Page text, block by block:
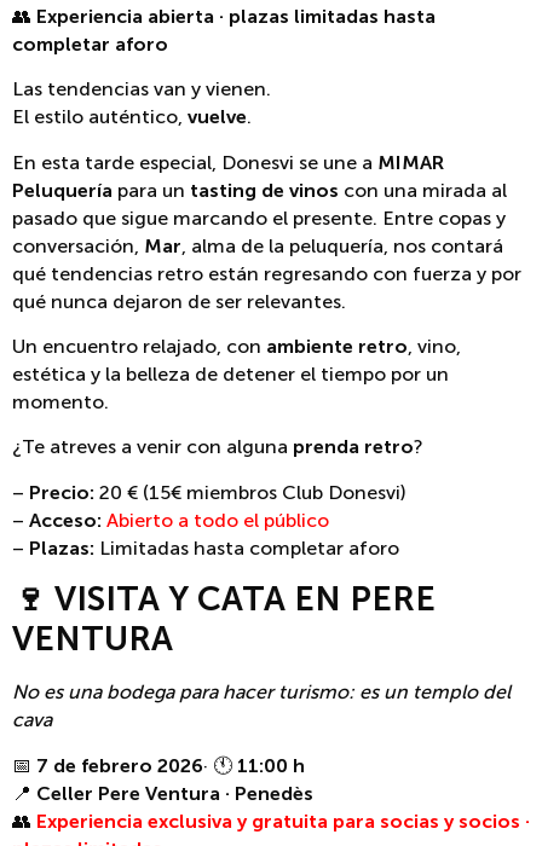
👥 Experiencia abierta · plazas limitadas hasta
completar aforo
Las tendencias van y vienen.
El estilo auténtico, vuelve.
En esta tarde especial, Donesvi se une a MIMAR
Peluquería para un tasting de vinos con una mirada al
pasado que sigue marcando el presente. Entre copas y
conversación, Mar , alma de la peluquería, nos contará
qué tendencias retro están regresando con fuerza y por
qué nunca dejaron de ser relevantes.
Un encuentro relajado, con ambiente retro, vino,
estética y la belleza de detener el tiempo por un
momento.
¿Te atreves a venir con alguna prenda retro?
– Precio: 20 € (15€ miembros Club Donesvi)
– Acceso: Abierto a todo el público
– Plazas: Limitadas hasta completar aforo
🍷 VISITA Y CATA EN PERE
VENTURA
No es una bodega para hacer turismo: es un templo del
cava
📅 7 de febrero 2026· 🕚 11:00 h
📍 Celler Pere Ventura · Penedès
👥 Experiencia exclusiva y gratuita para socias y socios ·